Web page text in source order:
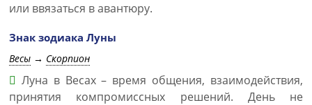
или ввязаться в авантюру.
Знак зодиака Луны
Весы → Скорпион
Луна в Весах – время общения, взаимодействия,
принятия компромиссных решений. День не